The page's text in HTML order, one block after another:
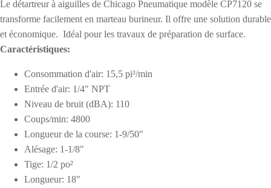
Le détartreur à aiguilles de Chicago Pneumatique modèle CP7120 se
transforme facilement en marteau burineur. Il offre une solution durable
et économique. Idéal pour les travaux de préparation de surface.
Caractéristiques:
Consommation d'air: 15,5 pi³/min
Entrée d'air: 1/4" NPT
Niveau de bruit (dBA): 110
Coups/min: 4800
Longueur de la course: 1-9/50"
Alésage: 1-1/8"
Tige: 1/2 po²
Longueur: 18"